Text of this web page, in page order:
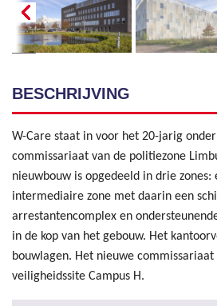
BESCHRIJVING
W-Care staat in voor het 20-jarig
commissariaat van de politiezone
nieuwbouw is opgedeeld in drie zones:
intermediaire zone met daarin een
arrestantencomplex en
in de kop van het gebouw. Het
bouwlagen. Het nieuwe
veiligheidssite Campus H.